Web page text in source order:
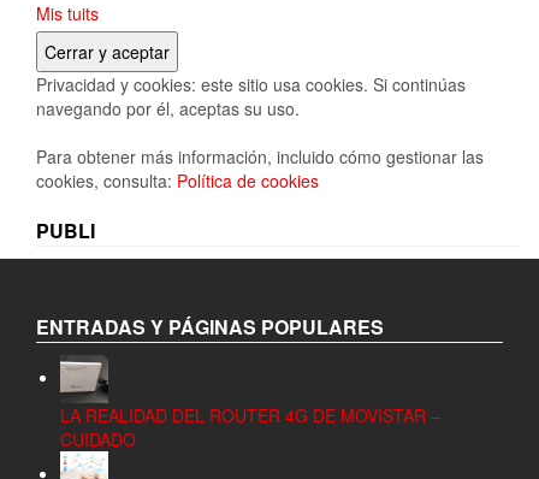
Mis tuits
Privacidad y cookies: este sitio usa cookies. Si continúas
navegando por él, aceptas su uso.
Para obtener más información, incluido cómo gestionar las
cookies, consulta: Política de cookies
PUBLI
ENTRADAS Y PÁGINAS POPULARES
LA REALIDAD DEL ROUTER 4G DE MOVISTAR –
CUIDADO